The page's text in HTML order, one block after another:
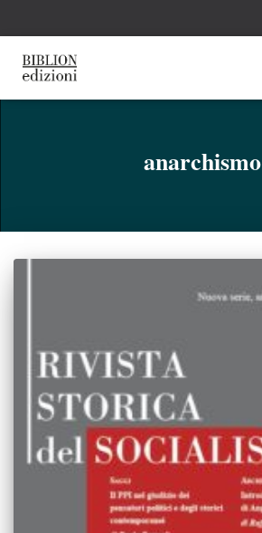
anarchismo